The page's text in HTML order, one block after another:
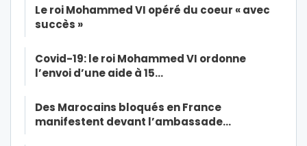
Le roi Mohammed VI opéré du coeur « avec
succès »
Covid-19: le roi Mohammed VI ordonne
l’envoi d’une aide à 15…
Des Marocains bloqués en France
manifestent devant l’ambassade…